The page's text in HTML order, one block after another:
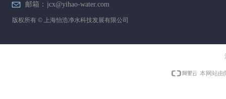
邮箱： jcx@yihao-water.com
版权所有 © 上海怡浩净水科技发展有限公司
本网站由